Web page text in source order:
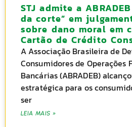
STJ admite a
da corte” em
sobre dano moral em
Cartão de Crédito
A Associação Brasileira de
Consumidores de Operações
Bancárias (ABRADEB)
estratégica para os
ser
LEIA MAIS »